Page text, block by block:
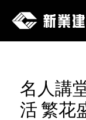
新
建
設
名人講
活 繁花